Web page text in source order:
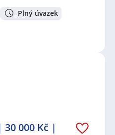
Plný úvazek
000 Kč |